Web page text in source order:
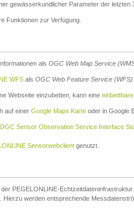
gewässerkundlicher Parameter der letzten
Funktionen zur Verfügung.
als OGC Web Map Service
WFS als OGC Web Feature Service (WFS)
Webseite einzubetten, kann eine
auf einer Google Maps Karte oder in Google
OGC Sensor Observation Service Interface
Sensorwebclient genutzt.
PEGELONLINE-
Hierzu werden entsprechende